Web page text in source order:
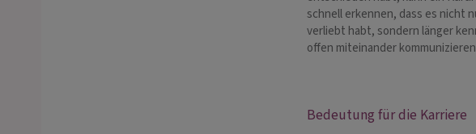
schnell erkennen, dass es nicht
verliebt habt, sondern länger
offen miteinander
Bedeutung für die Karriere